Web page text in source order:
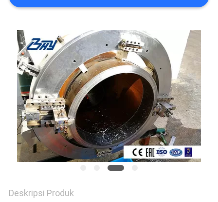
Deskripsi Produk